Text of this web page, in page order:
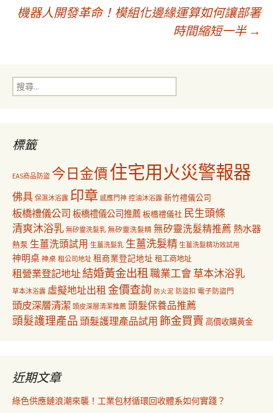
章
覽
機器人開發革命！模組化邊緣運算如何讓部署
時間縮短一半 →
搜
尋
標籤
EAS商品防盜 今日金價住宅用火災警報器
佛具 保濕沐浴露 印章 感應門神 控油沐浴露 新竹禮儀公司
板橋禮儀公司 板橋禮儀公司推薦板橋禮儀社 民生頭條
清爽沐浴乳 無矽靈洗髮乳 無矽靈洗髮精 無矽靈洗髮精推薦 熱水器
熱泵 生薑洗頭試用 生薑洗髮乳 生薑洗髮精 生薑洗髮精功效試用
神明桌 神桌 租公司地址 租商業登記地址 租工商地址
租營業登記地址結婚黃金出租職業工會草本沐浴乳
草本沐浴露 虛擬地址出租 金價查詢 防火泥 防盜扣 電子防盜門
頭皮深層清潔 頭皮深層清潔推薦 頭髮保養品推薦
頭髮護理產品 頭髮護理產品試用 飾金買賣 高價收購黃金
近期文章
綠色供應鏈浪潮來襲！工業包材循環回收體系如何實踐？